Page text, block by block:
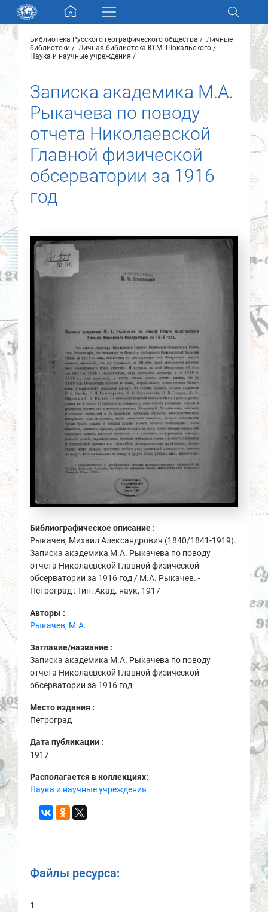
Skip navigation
Разделы и коллекции
Новости
О нас
Контакты
Партнеры
Библиотека Русского географического общества
Личные
библиотеки
Личная библиотека Ю.М. Шокальского
Наука и научные учреждения
Записка академика М.А.
Рыкачева по поводу
отчета Николаевской
Главной физической
обсерватории за 1916
год
Библиографическое описание :
Рыкачев, Михаил Александрович (1840/1841-1919).
Записка академика М.А. Рыкачева по поводу
отчета Николаевской Главной физической
обсерватории за 1916 год / М.А. Рыкачев. -
Петроград : Тип. Акад. наук, 1917
Авторы :
Рыкачев, М.А.
Заглавие/название :
Записка академика М.А. Рыкачева по поводу
отчета Николаевской Главной физической
обсерватории за 1916 год
Место издания :
Петроград
Дата публикации :
1917
Располагается в коллекциях:
Наука и научные учреждения
Файлы ресурса:
1